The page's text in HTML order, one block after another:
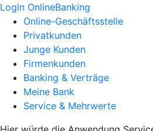
Login OnlineBanking
Online-Geschäftsstelle
Privatkunden
Junge Kunden
Firmenkunden
Banking & Verträge
Meine Bank
Service & Mehrwerte